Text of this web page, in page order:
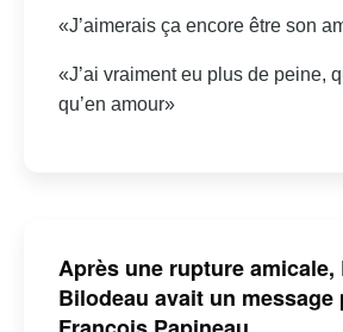
«J’aimerais ça encore être son
«J’ai vraiment eu plus de peine,
qu’en amour»
Après une rupture amicale,
Bilodeau avait un message